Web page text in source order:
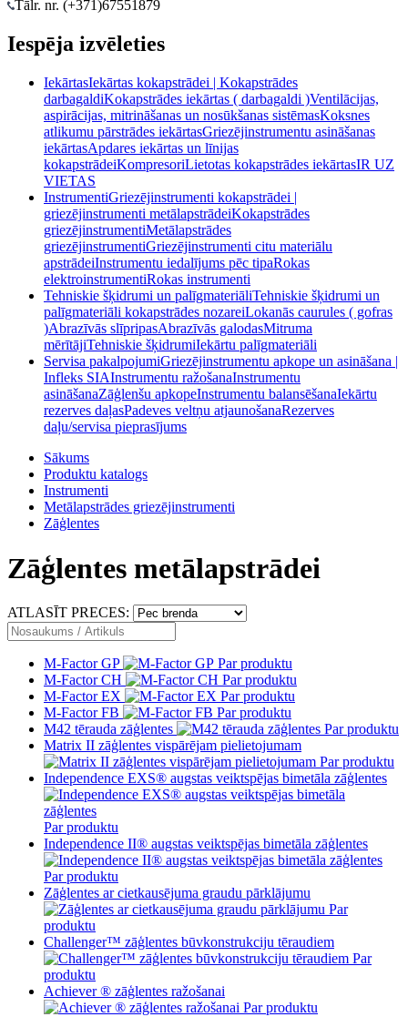
Tālr. nr. (+371)67551879
Iespēja izvēleties
IekārtasIekārtas kokapstrādei | Kokapstrādes
darbagaldiKokapstrādes iekārtas ( darbagaldi )Ventilācijas,
aspirācijas, mitrināšanas un nosūkšanas sistēmasKoksnes
atlikumu pārstrādes iekārtasGriezējinstrumentu asināšanas
iekārtasApdares iekārtas un līnijas
kokapstrādeiKompresoriLietotas kokapstrādes iekārtasIR UZ
VIETAS
InstrumentiGriezējinstrumenti kokapstrādei |
griezējinstrumenti metālapstrādeiKokapstrādes
griezējinstrumentiMetālapstrādes
griezējinstrumentiGriezējinstrumenti citu materiālu
apstrādeiInstrumentu iedalījums pēc tipaRokas
elektroinstrumentiRokas instrumenti
Tehniskie šķidrumi un palīgmateriāliTehniskie šķidrumi un
palīgmateriāli kokapstrādes nozareiLokanās caurules ( gofras
)Abrazīvās slīpripasAbrazīvās galodasMitruma
mērītājiTehniskie šķidrumiIekārtu palīgmateriāli
Servisa pakalpojumiGriezējinstrumentu apkope un asināšana |
Infleks SIAInstrumentu ražošanaInstrumentu
asināšanaZāģlenšu apkopeInstrumentu balansēšanaIekārtu
rezerves daļasPadeves veltņu atjaunošanaRezerves
daļu/servisa pieprasījums
Sākums
Produktu katalogs
Instrumenti
Metālapstrādes griezējinstrumenti
Zāģlentes
Zāģlentes metālapstrādei
ATLASĪT PRECES:
M-Factor GP
Par produktu
M-Factor CH
Par produktu
M-Factor EX
Par produktu
M-Factor FB
Par produktu
M42 tērauda zāģlentes
Par produktu
Matrix II zāģlentes vispārējam pielietojumam
Par produktu
Independence EXS® augstas veiktspējas bimetāla zāģlentes
Par produktu
Independence II® augstas veiktspējas bimetāla zāģlentes
Par produktu
Zāģlentes ar cietkausējuma graudu pārklājumu
Par
produktu
Challenger™ zāģlentes būvkonstrukciju tēraudiem
Par
produktu
Achiever ® zāģlentes ražošanai
Par produktu